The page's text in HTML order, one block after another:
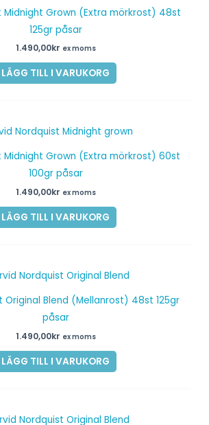
Midnight Grown (Extra mörkrost) 48st
125gr påsar
1.490,00kr ex moms
LÄGG TILL I VARUKORG
Midnight Grown (Extra mörkrost) 60st
100gr påsar
1.490,00kr ex moms
LÄGG TILL I VARUKORG
Original Blend (Mellanrost) 48st 125gr
påsar
1.490,00kr ex moms
LÄGG TILL I VARUKORG